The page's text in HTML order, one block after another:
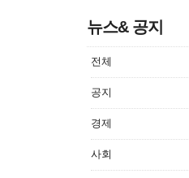
뉴스& 공지
전체
공지
경제
사회